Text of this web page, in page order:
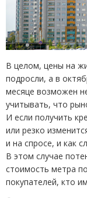
В целом, цены на
подросли, а в
месяце возможен
учитывать, что
И если получить
или резко
и на спросе, и как
В этом случае
стоимость метра
покупателей, кто